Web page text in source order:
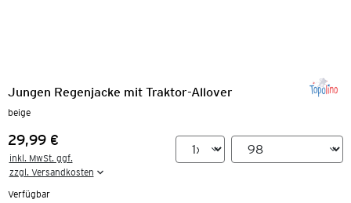
Jungen Regenjacke mit Traktor-Allover
beige
Preis:
29,99 €
inkl. MwSt. ggf.
zzgl. Versandkosten
Verfügbar